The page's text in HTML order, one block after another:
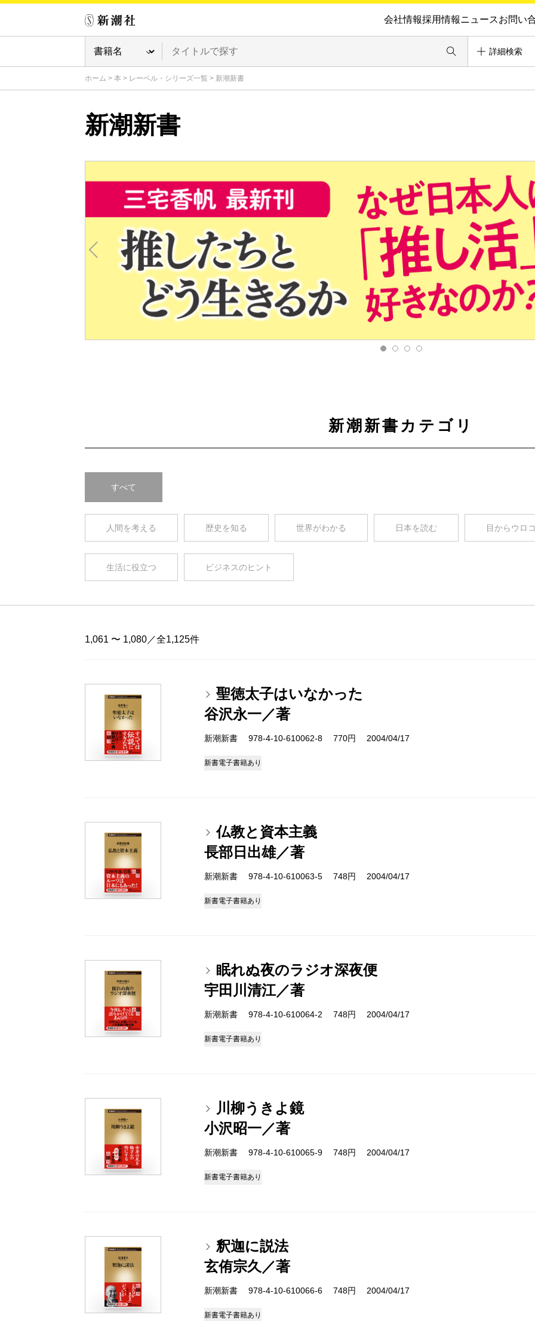
会社情報採用情報ニュースお問い
詳細検索
ホーム > 本 > レーベル・シリーズ一覧 > 新潮新書
新潮新書
新潮新書カテゴリ
すべて
人間を考える 歴史を知る 世界がわかる 日本を読む 目からウロコ
生活に役立つ ビジネスのヒント
1,061 〜 1,080／全1,125件
聖徳太子はいなかった
谷沢永一／著
新潮新書 978-4-10-610062-8 770円 2004/04/17
新書電子書籍あり
仏教と資本主義
長部日出雄／著
新潮新書 978-4-10-610063-5 748円 2004/04/17
新書電子書籍あり
眠れぬ夜のラジオ深夜便
宇田川清江／著
新潮新書 978-4-10-610064-2 748円 2004/04/17
新書電子書籍あり
川柳うきよ鏡
小沢昭一／著
新潮新書 978-4-10-610065-9 748円 2004/04/17
新書電子書籍あり
釈迦に説法
玄侑宗久／著
新潮新書 978-4-10-610066-6 748円 2004/04/17
新書電子書籍あり